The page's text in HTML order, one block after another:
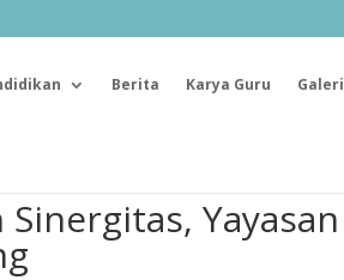
Berita Karya Guru Galeri
Yayasan